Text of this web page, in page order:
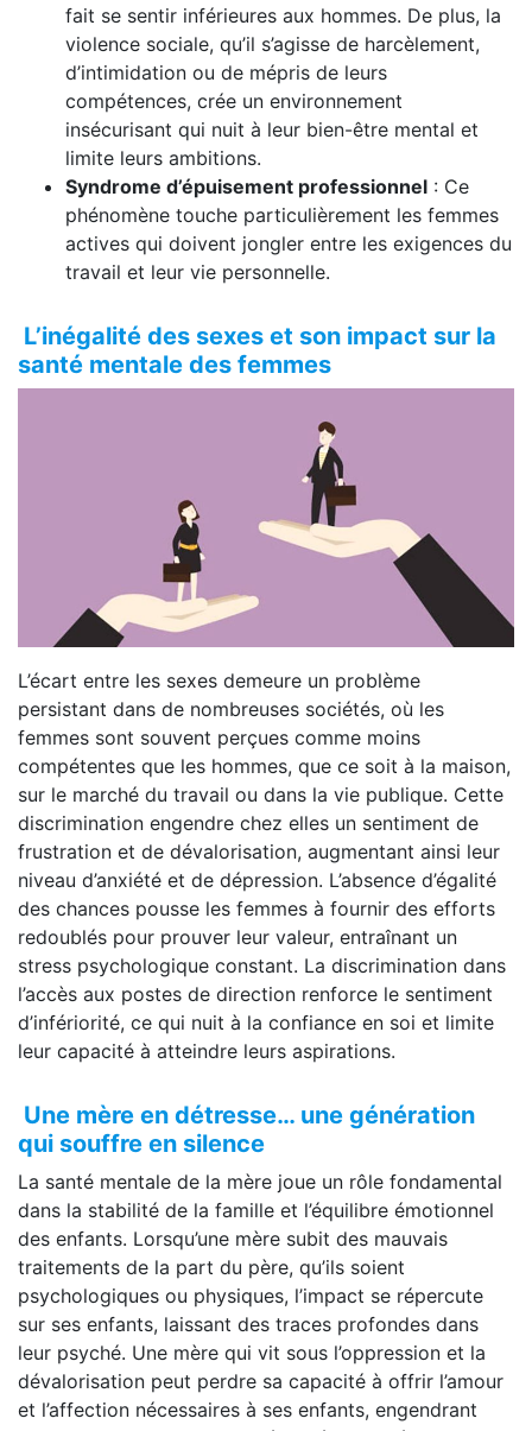
fait se sentir inférieures aux hommes. De plus, la
violence sociale, qu’il s’agisse de harcèlement,
d’intimidation ou de mépris de leurs
compétences, crée un environnement
insécurisant qui nuit à leur bien-être mental et
limite leurs ambitions.
Syndrome d’épuisement professionnel : Ce
phénomène touche particulièrement les femmes
actives qui doivent jongler entre les exigences du
travail et leur vie personnelle.
L’inégalité des sexes et son impact sur la
santé mentale des femmes
L’écart entre les sexes demeure un problème
persistant dans de nombreuses sociétés, où les
femmes sont souvent perçues comme moins
compétentes que les hommes, que ce soit à la maison,
sur le marché du travail ou dans la vie publique. Cette
discrimination engendre chez elles un sentiment de
frustration et de dévalorisation, augmentant ainsi leur
niveau d’anxiété et de dépression. L’absence d’égalité
des chances pousse les femmes à fournir des efforts
redoublés pour prouver leur valeur, entraînant un
stress psychologique constant. La discrimination dans
l’accès aux postes de direction renforce le sentiment
d’infériorité, ce qui nuit à la confiance en soi et limite
leur capacité à atteindre leurs aspirations.
Une mère en détresse… une génération
qui souffre en silence
La santé mentale de la mère joue un rôle fondamental
dans la stabilité de la famille et l’équilibre émotionnel
des enfants. Lorsqu’une mère subit des mauvais
traitements de la part du père, qu’ils soient
psychologiques ou physiques, l’impact se répercute
sur ses enfants, laissant des traces profondes dans
leur psyché. Une mère qui vit sous l’oppression et la
dévalorisation peut perdre sa capacité à offrir l’amour
et l’affection nécessaires à ses enfants, engendrant